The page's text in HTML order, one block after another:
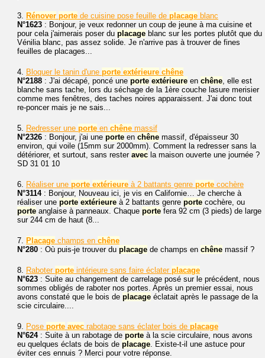
3. Rénover porte de cuisine pose feuille de placage blanc
N°1623 : Bonjour, je veux redonner un coup de jeune à ma cuisine et
pour cela j'aimerais poser du placage blanc sur les portes plutôt que du
Vénilia blanc, pas assez solide. Je n'arrive pas à trouver de fines
feuilles de placages...
4. Bloquer le tanin d'une porte extérieure chêne
N°2188 : J'ai décapé, poncé une porte extérieure en chêne, elle est
blanche sans tache, lors du séchage de la 1ère couche lasure merisier
comme mes fenêtres, des taches noires apparaissent. J'ai donc tout
re-poncer mais je ne sais...
5. Redresser une porte en chêne massif
N°2326 : Bonjour, j'ai une porte en chêne massif, d'épaisseur 30
environ, qui voile (15mm sur 2000mm). Comment la redresser sans la
détériorer, et surtout, sans rester avec la maison ouverte une journée ?
SD 31 01 10
6. Réaliser une porte extérieure à 2 battants genre porte cochère
N°3114: Bonjour, Nouveau ici, je vis en Californie… Je cherche à
réaliser une porte extérieure à 2 battants genre porte cochère, ou
porte anglaise à panneaux. Chaque porte fera 92 cm (3 pieds) de large
sur 244 cm de haut (8...
7. Placage champs en chêne
N°280 : Où puis-je trouver du placage de champs en chêne massif ?
8. Raboter porte intérieure sans faire éclater placage
N°623 : Suite au changement de carrelage posé sur le précédent, nous
sommes obligés de raboter nos portes. Après un premier essai, nous
avons constaté que le bois de placage éclatait après le passage de la
scie circulaire....
9. Pose porte avec rabotage sans éclater bois de placage
N°624: Suite à un rabotage de porte à la scie circulaire, nous avons
eu quelques éclats de bois de placage. Existe-t-il une astuce pour
éviter ces ennuis ? Merci pour votre réponse.